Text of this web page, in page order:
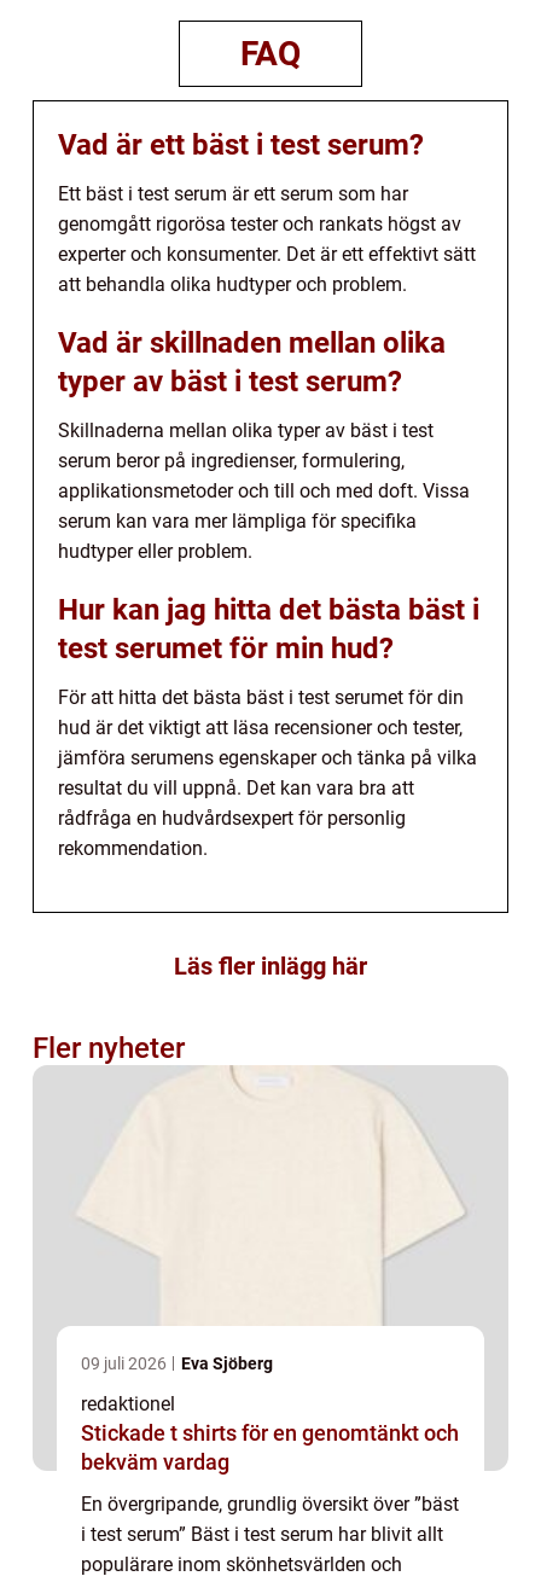
FAQ
Vad är ett bäst i test serum?
Ett bäst i test serum är ett serum som har
genomgått rigorösa tester och rankats högst av
experter och konsumenter. Det är ett effektivt sätt
att behandla olika hudtyper och problem.
Vad är skillnaden mellan olika
typer av bäst i test serum?
Skillnaderna mellan olika typer av bäst i test
serum beror på ingredienser, formulering,
applikationsmetoder och till och med doft. Vissa
serum kan vara mer lämpliga för specifika
hudtyper eller problem.
Hur kan jag hitta det bästa bäst i
test serumet för min hud?
För att hitta det bästa bäst i test serumet för din
hud är det viktigt att läsa recensioner och tester,
jämföra serumens egenskaper och tänka på vilka
resultat du vill uppnå. Det kan vara bra att
rådfråga en hudvårdsexpert för personlig
rekommendation.
Läs fler inlägg här
Fler nyheter
09 juli 2026 Eva Sjöberg
redaktionel
Stickade t shirts för en genomtänkt och
bekväm vardag
En övergripande, grundlig översikt över ”bäst
i test serum” Bäst i test serum har blivit allt
populärare inom skönhetsvärlden och